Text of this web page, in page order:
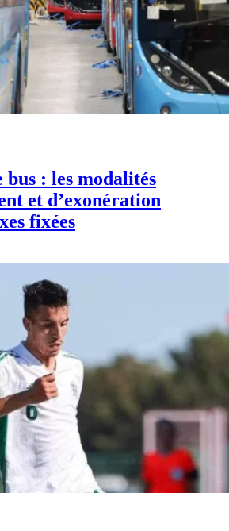
: les modalités
et d’exonération
fixées